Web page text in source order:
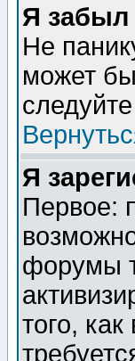
Я забыл
Не
может
Я
Первое:
форумы
того,